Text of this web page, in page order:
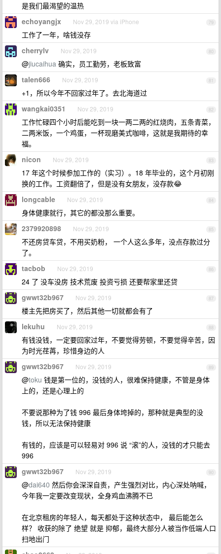
是我们最渴望的温热
79
echoyangjx Nov 29, 2019 via iPhone
工作了一年，啥钱没存
80
cherrylv Nov 29, 2019
@jiucaihua 确实，员工勤劳，老板致富
81
talen666 Nov 29, 2019
+1，所以今年不回家过年了。去北海道过
82
wangkai0351 Nov 29, 2019
工作忙碌四个小时后能吃到一块一两二两的红烧肉，五条青菜，
二两米饭，一个鸡蛋，一杯现磨美式咖啡，这就是我期待的幸
福。
83
nicon Nov 29, 2019
17 年这个时候参加工作的（实习）。18 年毕业的，这个月初刚
换的工作。工资翻倍了，但是没有女朋友，没存款😂
84
longcable Nov 29, 2019
身体健康就行，其它的都没那么重要。
85
2379920898 Nov 29, 2019
不还房贷车贷，不用买奶粉， 一个人这么多年，没点存款过分
了。
86
tacbob Nov 29, 2019
24 了 没车没房 技术荒废 投资亏损 还要帮家里还贷
87
gwwt32b967 Nov 29, 2019
楼主先把房买了，然后其他一切就都会有了
88
lekuhu Nov 29, 2019
有钱没钱，一定要回家过年，不要觉得劳顿，不要觉得辛苦，因
为时光荏苒，珍惜身边的人
89
gwwt32b967 Nov 29, 2019
@toku 钱是第一位的，没钱的人，很难保持健康，不管是身体
上的，还是心理上的
不要说那种为了钱 996 最后身体垮掉的，那种就是典型的没
钱，所以无法保持健康
有钱的，应该是可以轻易对 996 说 “滚”的人，没钱的才只能去
996
90
gwwt32b967 Nov 29, 2019
@dai640 然后你会深深自责，产生强烈对比，内心深处呐喊，
今年我一定要改变现状，全身鸡血沸腾不已
在北京租房的年轻人，每天都处于这种状态中， 最后能怎么
样？ 收获的除了 绝望 就是 抑郁，最终大部分人被当作低端人口
扫地出门